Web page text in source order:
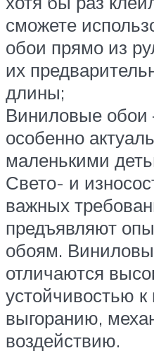
сможете
обои прямо из
их
длины;
Виниловые
особенно
маленькими
Свето- и
важных
предъявляют
обоям.
отличаются
устойчивостью
выгоранию,
воздействию.